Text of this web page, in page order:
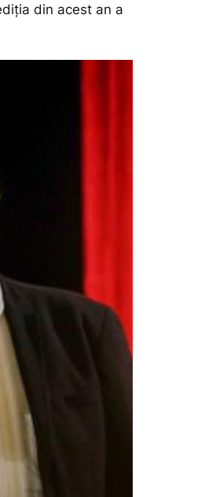
din acest an a